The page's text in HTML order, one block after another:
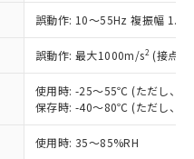
誤動作: 10～55Hz 複振幅
誤動作: 最大1000m/s2 (接点
使用時: -25～55℃ (ただし、氷
保存時: -40～80℃ (ただし、氷
使用時: 35～85%RH
時点での社内デー
るものであり、閲
際の在庫および標
合があることをご
び標準価格はお客
はお客様担当のオ
店・当社販売員に
1000ppm以下、 カド
下、ポリ臭化ビフェニル
化ジフェニルエーテル類
ビス(2-エチルヘキシ
以下、フタル酸ブチ
下、フタル酸ジブチル
ル酸ジイソブチル
T26572)：
1000ppm、 Cd(カドミウ
PBBs(ポリ臭化ビフェ
リ臭化ジフェニルエーテ
」という）を輸出
する場合は、日本
または役務取引許
の必要な手続きを
棄する場合は、完
違法に輸出されな
講じます。
庫あり
ないが在庫あり